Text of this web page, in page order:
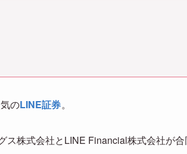
のLINE証券。
株式会社とLINE Financial株式会社が合